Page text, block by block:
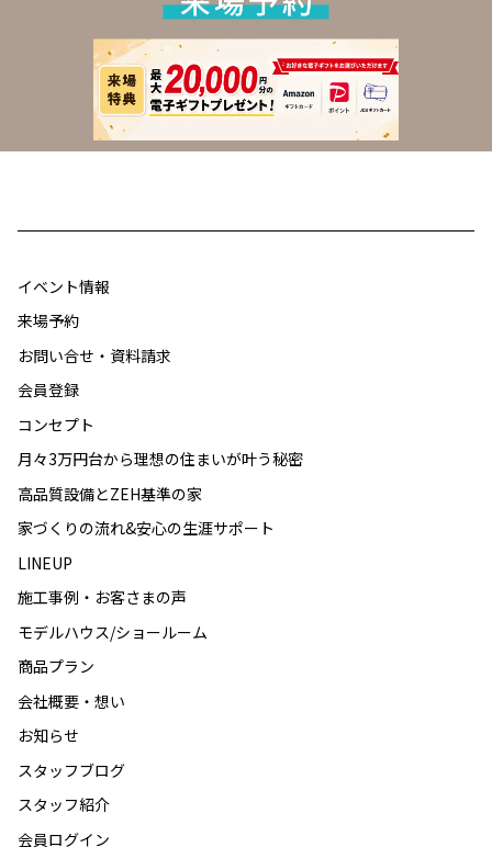
イベント情報
来場予約
お問い合せ・資料請求
会員登録
コンセプト
月々3万円台から理想の住まいが叶う秘密
高品質設備とZEH基準の家
家づくりの流れ&安心の生涯サポート
LINEUP
施工事例・お客さまの声
モデルハウス/ショールーム
商品プラン
会社概要・想い
お知らせ
スタッフブログ
スタッフ紹介
会員ログイン